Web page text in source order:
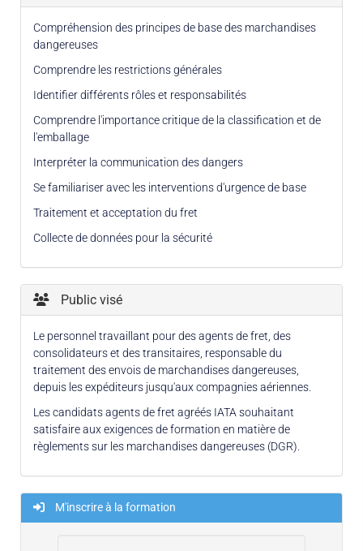
Compréhension des principes de base des marchandises
dangereuses
Comprendre les restrictions générales
Identifier différents rôles et responsabilités
Comprendre l'importance critique de la classification et de
l'emballage
Interpréter la communication des dangers
Se familiariser avec les interventions d'urgence de base
Traitement et acceptation du fret
Collecte de données pour la sécurité
Public visé
Le personnel travaillant pour des agents de fret, des
consolidateurs et des transitaires, responsable du
traitement des envois de marchandises dangereuses,
depuis les expéditeurs jusqu'aux compagnies aériennes.
Les candidats agents de fret agréés IATA souhaitant
satisfaire aux exigences de formation en matière de
règlements sur les marchandises dangereuses (DGR).
M'inscrire à la formation